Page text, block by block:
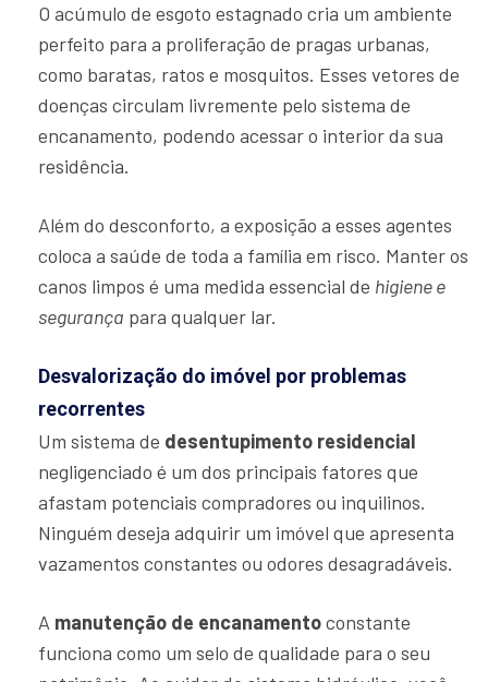
O acúmulo de esgoto estagnado cria um ambiente
perfeito para a proliferação de pragas urbanas,
como baratas, ratos e mosquitos. Esses vetores de
doenças circulam livremente pelo sistema de
encanamento, podendo acessar o interior da sua
residência.
Além do desconforto, a exposição a esses agentes
coloca a saúde de toda a família em risco. Manter os
canos limpos é uma medida essencial de higiene e
segurança para qualquer lar.
Desvalorização do imóvel por problemas
recorrentes
Um sistema de desentupimento residencial
negligenciado é um dos principais fatores que
afastam potenciais compradores ou inquilinos.
Ninguém deseja adquirir um imóvel que apresenta
vazamentos constantes ou odores desagradáveis.
A manutenção de encanamentoconstante
funciona como um selo de qualidade para o seu